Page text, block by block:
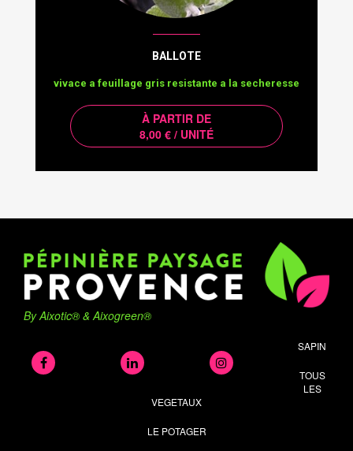
BALLOTE
vivace a feuillage gris resistante a la secheresse
À PARTIR DE
8,00 € / UNITÉ
By Aixotic® & Aixogreen®
SAPIN
TOUS
LES
VEGETAUX
LE POTAGER